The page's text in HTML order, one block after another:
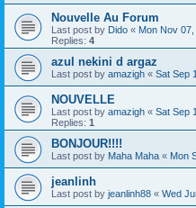
Nouvelle Au Forum
Last post by Dido « Mon Nov
Replies: 4
azul nekini d argaz
Last post by amazigh « Sat Sep
NOUVELLE
Last post by amazigh « Sat Sep
Replies: 1
BONJOUR!!!!
Last post by Maha Maha « Mon
jeanlinh
Last post by jeanlinh88 « Wed